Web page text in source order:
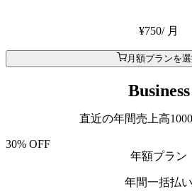
¥750/ 月
月額プランを
Business
直近の年間売上高
30% OFF
年額プラン
年間一括払い